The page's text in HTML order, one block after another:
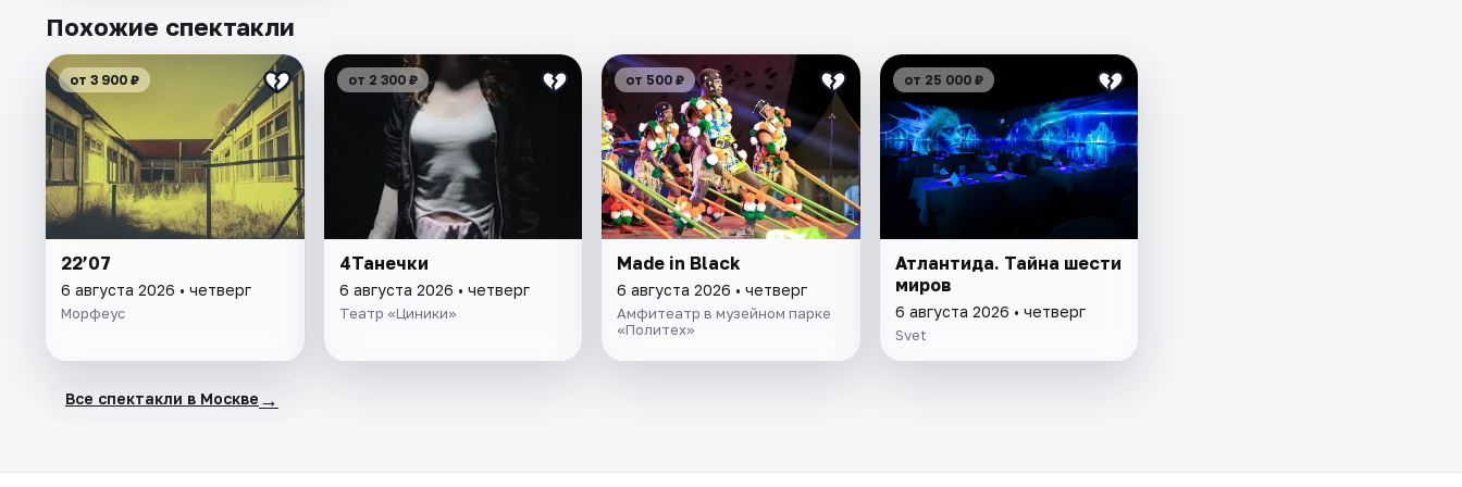
Похожие спектакли
от 3 900 ₽
22’07
6 августа 2026 • четверг
Морфеус
от 2 300 ₽
4Танечки
6 августа 2026 • четверг
Театр «Циники»
от 500 ₽
Made in Black
6 августа 2026 • четверг
Амфитеатр в музейном парке
«Политех»
от 25 000 ₽
Атлантида. Тайна шести
миров
6 августа 2026 • четверг
Svet
Все спектакли в Москве →